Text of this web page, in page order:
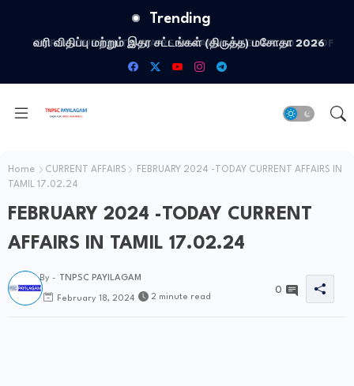
Trending
வரி விதிப்பு மற்றும் இதர சட்​டங்​கள் (திருத்த) மசோதா 2026
Home CURRENT AFFAIRS
FEBRUARY 2024 -TODAY CURRENT AFFAIRS IN
TAMIL 17.02.24
FEBRUARY 2024 -TODAY CURRENT
AFFAIRS IN TAMIL 17.02.24
By - TNPSC PAYILAGAM
February 18, 2024 2 minute read
0